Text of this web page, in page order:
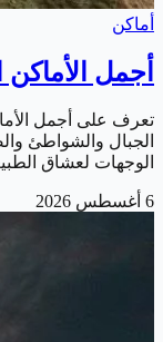
أماكن
أجمل
تعرف على أجمل
الجبال والشواطئ
الوجهات لعشاق
6 أغسطس 2026